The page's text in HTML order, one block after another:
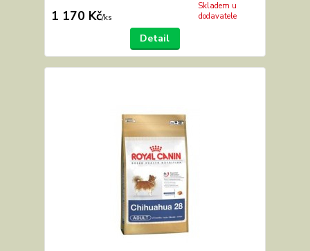
1 170 Kč/ks
Skladem u
dodavatele
Detail